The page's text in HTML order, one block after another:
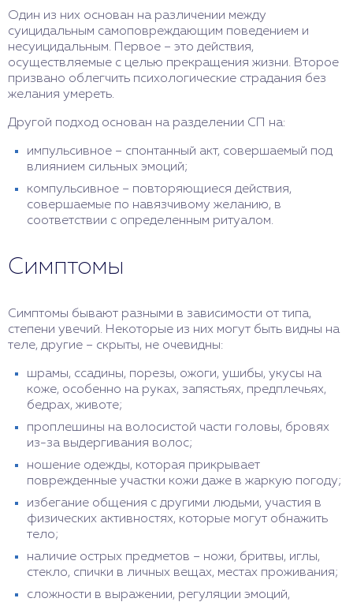
Один из них основан на различении между
суицидальным самоповреждающим поведением и
несуицидальным. Первое – это действия,
осуществляемые с целью прекращения жизни. Второе
призвано облегчить психологические страдания без
желания умереть.
Другой подход основан на разделении СП на:
импульсивное – спонтанный акт, совершаемый под
влиянием сильных эмоций;
компульсивное – повторяющиеся действия,
совершаемые по навязчивому желанию, в
соответствии с определенным ритуалом.
Симптомы
Симптомы бывают разными в зависимости от типа,
степени увечий. Некоторые из них могут быть видны на
теле, другие – скрыты, не очевидны:
шрамы, ссадины, порезы, ожоги, ушибы, укусы на
коже, особенно на руках, запястьях, предплечьях,
бедрах, животе;
проплешины на волосистой части головы, бровях
из-за выдергивания волос;
ношение одежды, которая прикрывает
поврежденные участки кожи даже в жаркую погоду;
избегание общения с другими людьми, участия в
физических активностях, которые могут обнажить
тело;
наличие острых предметов – ножи, бритвы, иглы,
стекло, спички в личных вещах, местах проживания;
сложности в выражении, регуляции эмоций,